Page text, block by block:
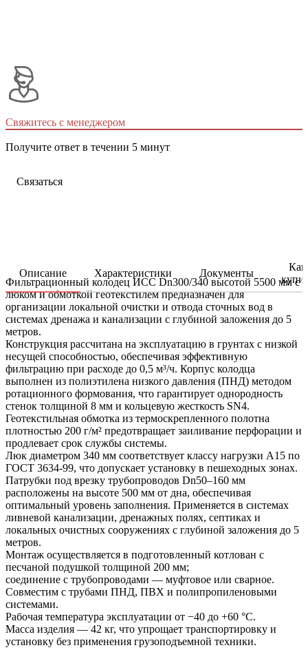
Свяжитесь с менеджером
Получите ответ в течении 5 минут
Связаться
Описание Характеристики Документы
Как
Фильтрационный колодец ИСС Dn300/340 высотой 5500 мм с
люком и обмоткой геотекстилем предназначен для
организации локальной очистки и отвода сточных вод в
системах дренажа и канализации с глубиной заложения до 5
метров.
Конструкция рассчитана на эксплуатацию в грунтах с низкой
несущей способностью, обеспечивая эффективную
фильтрацию при расходе до 0,5 м³/ч. Корпус колодца
выполнен из полиэтилена низкого давления (ПНД) методом
ротационного формования, что гарантирует однородность
стенок толщиной 8 мм и кольцевую жесткость SN4.
Геотекстильная обмотка из термоскрепленного полотна
плотностью 200 г/м² предотвращает заиливание перфорации и
продлевает срок службы системы.
Люк диаметром 340 мм соответствует классу нагрузки А15 по
ГОСТ 3634-99, что допускает установку в пешеходных зонах.
Патрубки под врезку трубопроводов Dn50–160 мм
расположены на высоте 500 мм от дна, обеспечивая
оптимальный уровень заполнения. Применяется в системах
ливневой канализации, дренажных полях, септиках и
локальных очистных сооружениях с глубиной заложения до 5
метров.
Монтаж осуществляется в подготовленный котлован с
песчаной подушкой толщиной 200 мм;
соединение с трубопроводами — муфтовое или сварное.
Совместим с трубами ПНД, ПВХ и полипропиленовыми
системами.
Рабочая температура эксплуатации от −40 до +60 °C.
Масса изделия — 42 кг, что упрощает транспортировку и
установку без применения грузоподъемной техники.